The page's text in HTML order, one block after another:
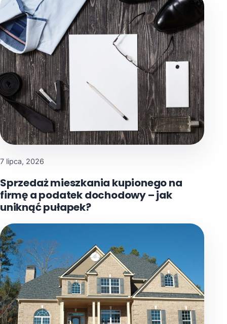
7 lipca, 2026
Sprzedaż mieszkania kupionego na
firmę a podatek dochodowy – jak
uniknąć pułapek?